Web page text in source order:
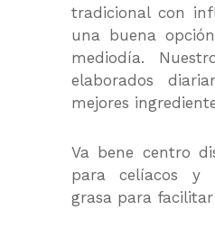
tradicional con
una buena
mediodía.
elaborados
mejores
Va bene centro
para celíacos y
grasa para